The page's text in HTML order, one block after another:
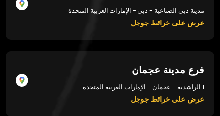
مدينة دبي الصناعية - دبي - الإمارات العربية المتحدة
عرض على خرائط جوجل
فرع مدينة عجمان
1 الراشدية - عجمان - الإمارات العربية المتحدة
عرض على خرائط جوجل